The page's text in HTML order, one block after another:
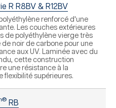
R R8BV & R12BV
renforcé d'une
Les couches extérieures
de polyéthylène vierge très
de noir de carbone pour une
aux UV. Laminée avec du
cette construction
une résistance à la
flexibilité supérieures.
RB